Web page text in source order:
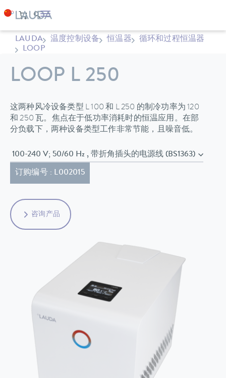
LAUDA 温度控制设备 恒温器
循环和过程恒温器
LOOP
LOOP L 250
这两种风冷设备类型 L 100 和 L 250 的制冷功率为 120
和 250 瓦。焦点在于低功率消耗时的恒温应用。在部
分负载下，两种设备类型工作非常节能，且噪音低。
100-240 V; 50/60 Hz , 带折角插头的电源线 (BS1363)
订购编号 : L002015
咨询产品